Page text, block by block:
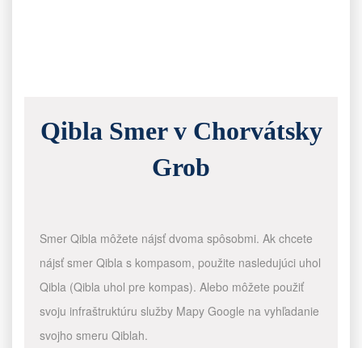
Qibla Smer v Chorvátsky
Grob
Smer Qibla môžete nájsť dvoma spôsobmi. Ak chcete
nájsť smer Qibla s kompasom, použite nasledujúci uhol
Qibla (Qibla uhol pre kompas). Alebo môžete použiť
svoju infraštruktúru služby Mapy Google na vyhľadanie
svojho smeru Qiblah.